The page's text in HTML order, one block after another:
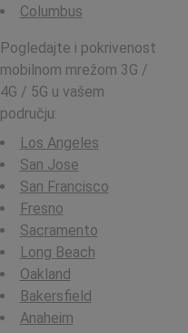
Columbus
Pogledajte i pokrivenost
mobilnom mrežom 3G /
4G / 5G u vašem
području:
Los Angeles
San Jose
San Francisco
Fresno
Sacramento
Long Beach
Oakland
Bakersfield
Anaheim